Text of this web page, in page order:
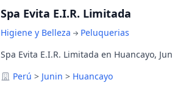
Spa Evita E.I.R. Limitada
Higiene y Belleza
Peluquerias
Spa Evita E.I.R. Limitada en Huancayo,
Perú > Junin > Huancayo